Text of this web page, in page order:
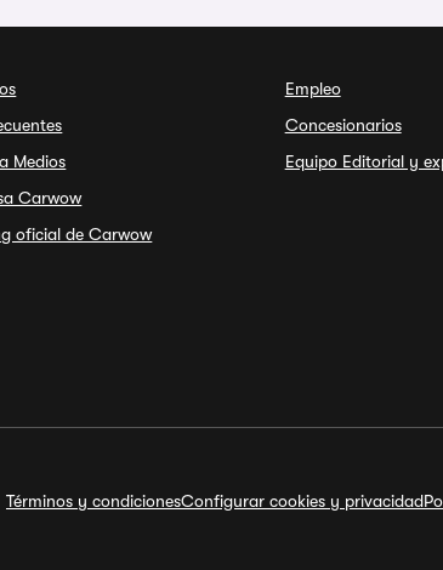
Medios
Carwow
oficial de Carwow
Empleo
Concesionarios
Equipo Editorial y
Términos y condicionesConfigurar cookies y privacidad